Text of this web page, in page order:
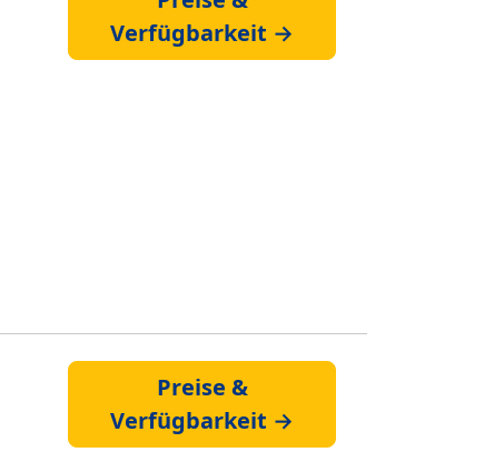
Verfügbarkeit →
Preise &
Verfügbarkeit →